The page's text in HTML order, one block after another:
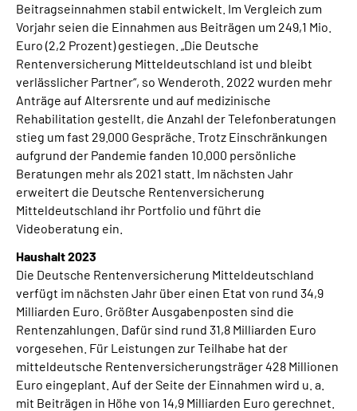
Beitragseinnahmen stabil entwickelt. Im Vergleich zum
Vorjahr seien die Einnahmen aus Beiträgen um 249,1 Mio.
Euro (2,2 Prozent) gestiegen. „Die Deutsche
Rentenversicherung Mitteldeutschland ist und bleibt
verlässlicher Partner“, so Wenderoth. 2022 wurden mehr
Anträge auf Altersrente und auf medizinische
Rehabilitation gestellt, die Anzahl der Telefonberatungen
stieg um fast 29.000 Gespräche. Trotz Einschränkungen
aufgrund der Pandemie fanden 10.000 persönliche
Beratungen mehr als 2021 statt. Im nächsten Jahr
erweitert die Deutsche Rentenversicherung
Mitteldeutschland ihr Portfolio und führt die
Videoberatung ein.
Haushalt 2023
Die Deutsche Rentenversicherung Mitteldeutschland
verfügt im nächsten Jahr über einen Etat von rund 34,9
Milliarden Euro. Größter Ausgabenposten sind die
Rentenzahlungen. Dafür sind rund 31,8 Milliarden Euro
vorgesehen. Für Leistungen zur Teilhabe hat der
mitteldeutsche Rentenversicherungsträger 428 Millionen
Euro eingeplant. Auf der Seite der Einnahmen wird u. a.
mit Beiträgen in Höhe von 14,9 Milliarden Euro gerechnet.